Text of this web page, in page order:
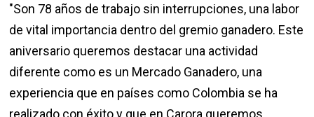
"Son 78 años de trabajo sin interrupciones, una labor
de vital importancia dentro del gremio ganadero. Este
aniversario queremos destacar una actividad
diferente como es un Mercado Ganadero, una
experiencia que en países como Colombia se ha
realizado con éxito y que en Carora queremos